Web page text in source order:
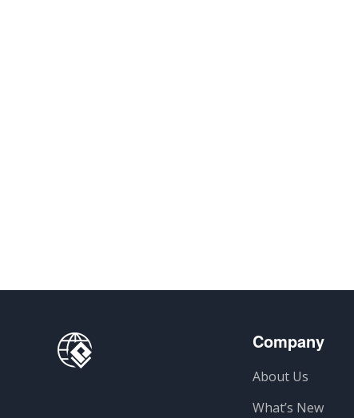
Company
About Us
What’s New